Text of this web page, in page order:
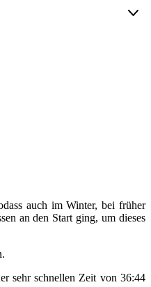
auch im Winter, bei früher
an den Start ging, um dieses
sehr schnellen Zeit von 36:44